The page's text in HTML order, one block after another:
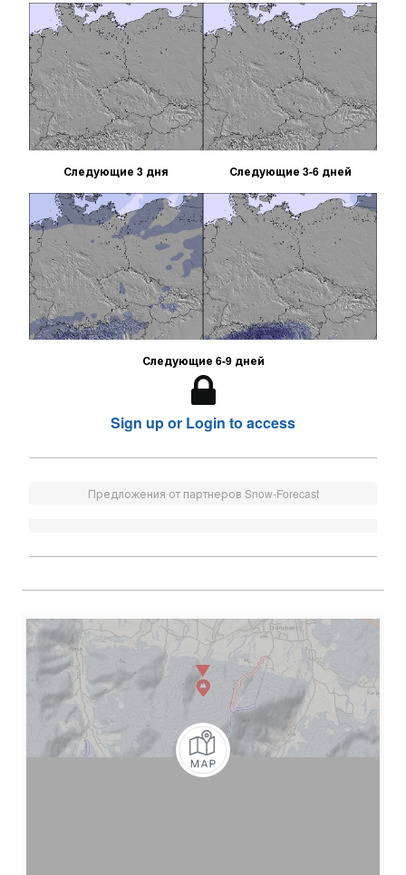
Следующие 3 дня Следующие 3-6 дней
Следующие 6-9 дней
Sign up or Login to access
Предложения от партнеров Snow-Forecast